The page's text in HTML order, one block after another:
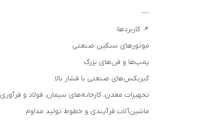
---
📌 کاربردها:
موتورهای سنگین صنعتی
پمپ‌ها و فن‌های بزرگ
گیربکس‌های صنعتی با فشار بالا
تجهیزات معدن، کارخانه‌های سیمان، فولاد و فرآوری
ماشین‌آلات فرآیندی و خطوط تولید مداوم